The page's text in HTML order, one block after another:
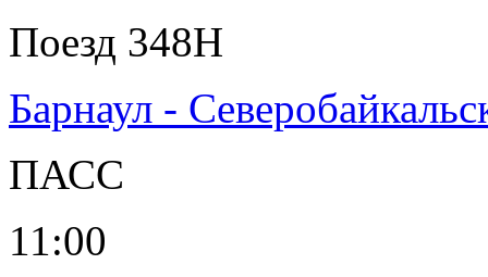
Поезд 348Н
Барнаул -
ПАСС
11:00